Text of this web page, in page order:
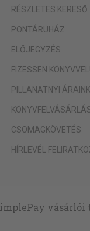
RÉSZLETES KERESŐ
PONTÁRUHÁZ
ELŐJEGYZÉS
FIZESSEN KÖNYVVEL!
PILLANATNYI ÁRAINK
CSOMAGKÖVETÉS
HÍRLEVÉL